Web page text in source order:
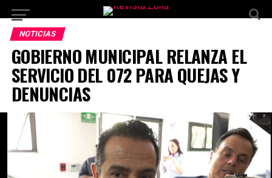
NOTICIAS
GOBIERNO MUNICIPAL RELANZA EL
SERVICIO DEL 072 PARA QUEJAS Y
DENUNCIAS